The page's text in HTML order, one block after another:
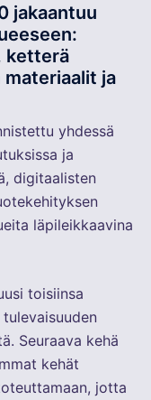
jakaantuu
ketterä
ja
yhdessä
ja
digitaalisten
läpileikkaavina
toisiinsa
Seuraava kehä
kehät
jotta